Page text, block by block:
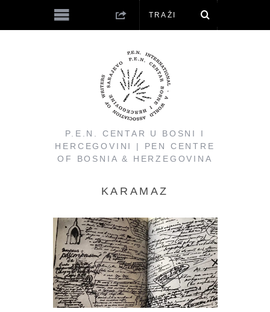
P.E.N. CENTAR U BOSNI I
HERCEGOVINI | PEN CENTRE
OF BOSNIA & HERZEGOVINA
KARAMAZ